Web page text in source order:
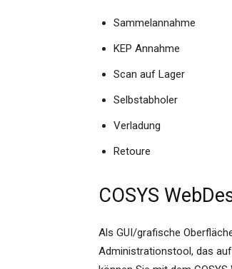
Sammelannahme
KEP Annahme
Scan auf Lager
Selbstabholer
Verladung
Retoure
COSYS
Als GUI/grafische
Administrationstool, das